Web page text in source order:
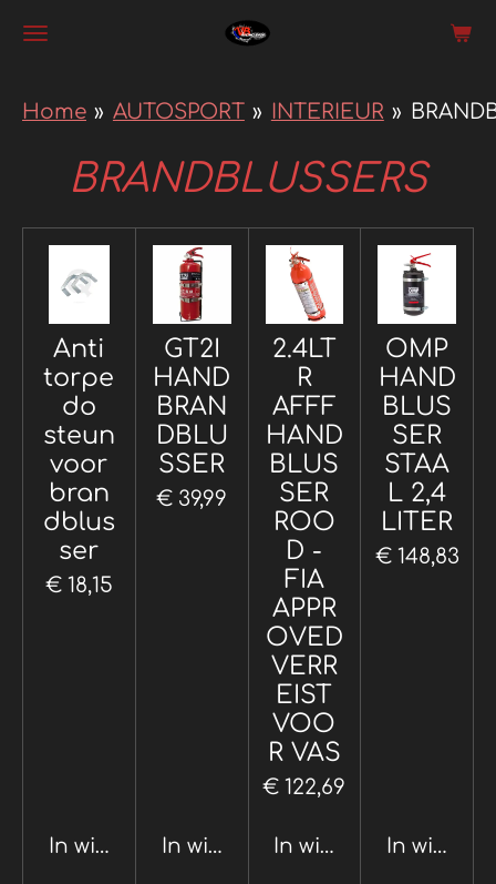
Ga
naar
hoofdinhoud
Home » AUTOSPORT » INTERIEUR »
BRANDBLUSSERS
Anti
torpe
do
steun
voor
bran
dblus
ser
€ 18,15
In winkelwagen
GT2I
HAND
BRAN
DBLU
SSER
€ 39,99
In winkelwagen
2.4LT
R
AFFF
HAND
BLUS
SER
ROO
D -
FIA
APPR
OVED
VERR
EIST
VOO
R VAS
€ 122,69
In winkelwagen
OMP
HAND
BLUS
SER
STAA
L 2,4
LITER
€ 148,83
In